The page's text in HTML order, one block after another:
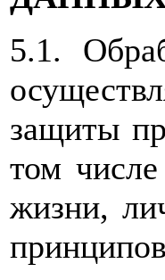
5.1.
защиты
том
жизни,